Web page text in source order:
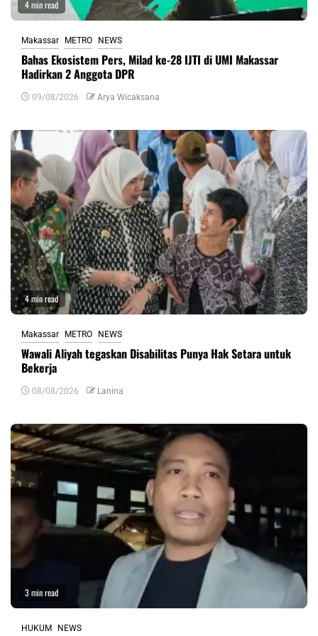
4 min read
Makassar METRO NEWS
Bahas Ekosistem Pers, Milad ke-28 IJTI di UMI Makassar
Hadirkan 2 Anggota DPR
09/08/2026 Arya Wicaksana
4 min read
Makassar METRO NEWS
Wawali Aliyah tegaskan Disabilitas Punya Hak Setara untuk
Bekerja
08/08/2026 Lanina
3 min read
HUKUM NEWS